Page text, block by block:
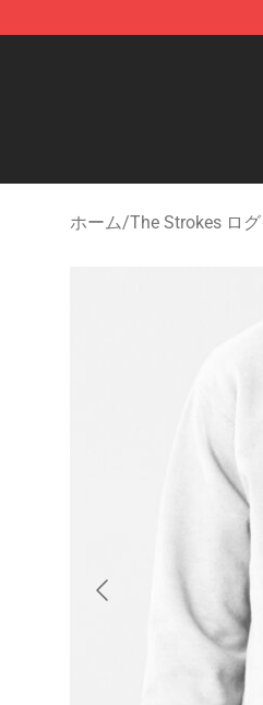
The Strokes Shop -
ホーム/The Strokes ロ